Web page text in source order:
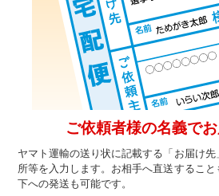
ご依頼者様の名義で
ヤマト運輸の送り状に記載する「お届け
所等を入力します。お相手へ直送するこ
下への発送も可能です。